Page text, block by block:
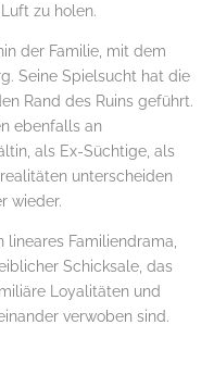
zu holen.
der Familie, mit dem
Seine Spielsucht hat die
Rand des Ruins geführt.
ebenfalls an
als Ex-Süchtige, als
unterscheiden
wieder.
Familiendrama,
Schicksale, das
Loyalitäten und
verwoben sind.